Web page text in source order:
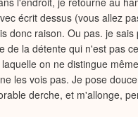
écrit dessus (vous allez
donc raison. Ou pas. je sais
de la détente qui n'est pas
on ne distingue
les vois pas. Je pose
derche, et m'allonge,